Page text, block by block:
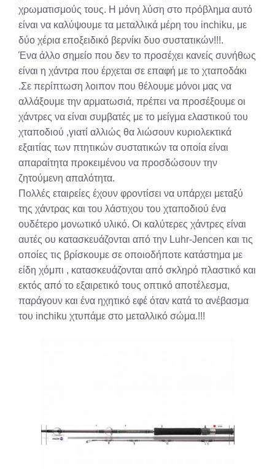
χρωματισμούς τους. Η μόνη λύση στο πρόβλημα αυτό
είναι να καλύψουμε τα μεταλλικά μέρη του inchiku, με
δύο χέρια εποξειδικό βερνίκι δυο συστατικών!!!.
Ένα άλλο σημείο που δεν το προσέχει κανείς συνήθως
είναι η χάντρα που έρχεται σε επαφή με το χταποδάκι
.Σε περίπτωση λοιπον που θέλουμε μόνοι μας να
αλλάξουμε την αρματωσιά, πρέπει να προσέξουμε οι
χάντρες να είναι συμβατές με το μείγμα ελαστικού του
χταποδιού ,γιατί αλλιώς θα λιώσουν κυριολεκτικά
εξαιτίας των πτητικών συστατικών τα οποία είναι
απαραίτητα προκειμένου να προσδώσουν την
ζητούμενη απαλότητα.
Πολλές εταιρείες έχουν φροντίσει να υπάρχει μεταξύ
της χάντρας και του λάστιχου του χταποδιού ένα
ουδέτερο μονωτικό υλικό. Οι καλύτερες χάντρες είναι
αυτές ου κατασκευάζονται από την Luhr-Jencen και τις
οποίες τις βρίσκουμε σε οποιοδήποτε κατάστημα με
είδη χόμπι , κατασκευάζονται από σκληρό πλαστικό και
εκτός από το εξαιρετικό τους οπτικό αποτέλεσμα,
παράγουν και ένα ηχητικό εφέ όταν κατά το ανέβασμα
του inchiku χτυπάμε στο μεταλλικό σώμα.!!!